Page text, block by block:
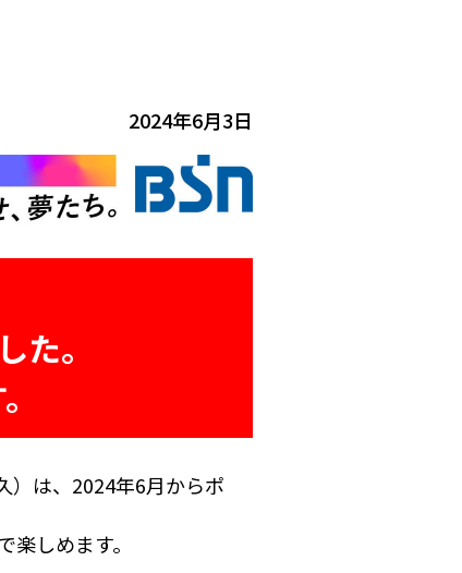
2024年6月3日
た。
）は、2024年6月からポ
しめます。